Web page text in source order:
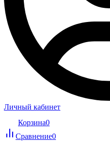
Личный кабинет
Корзина0
Сравнение0